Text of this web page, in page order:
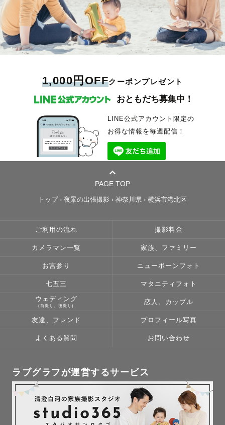
1,000円OFFクーポンプレゼント
おともだち募集中！
LINE公式アカウント限定の
お得な情報を毎週配信！
PAGE TOP
トップ› 夜景の出張撮影 › 神奈川県 › 横浜市港北区
ご利用の流れ 撮影料金
カメラマン一覧 家族、ファミリー
お宮参り ニューボーンフォト
七五三 マタニティフォト
ウェディング
(前撮り、後撮り)
恋人、カップル
友達、フレンド プロフィール写真
よくある質問 お問い合わせ
ラブグラフが運営するサービス